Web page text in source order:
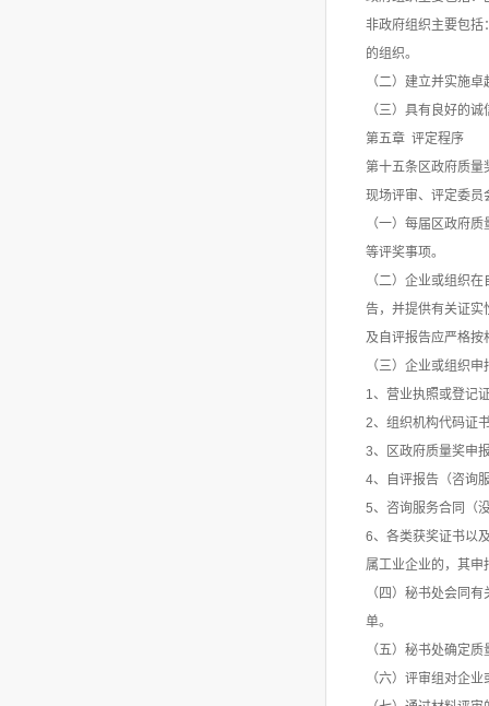
非政府组织主要包括
的组织。
（二）建立并实施
（三）具有良好的
第五章 评定程序
第十五条区政府质量
现场评审、评定委员
（一）每届区政府
等评奖事项。
（二）企业或组织
告，并提供有关证实
及自评报告应严格按
（三）企业或组织
1、营业执照或登记
2、组织机构代码证
3、区政府质量奖申
4、自评报告（咨询
5、咨询服务合同（
6、各类获奖证书以
属工业企业的，其申
（四）秘书处会同
单。
（五）秘书处确定
（六）评审组对企